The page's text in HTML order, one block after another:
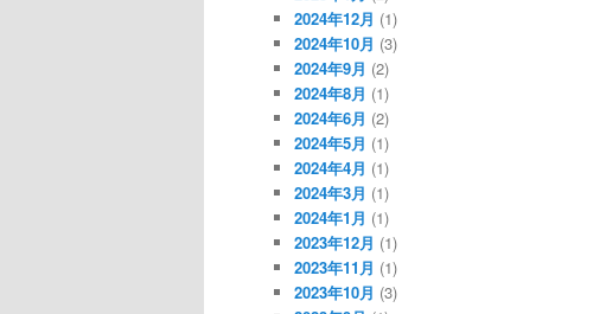
2024年12月 (1)
2024年10月 (3)
2024年9月 (2)
2024年8月 (1)
2024年6月 (2)
2024年5月 (1)
2024年4月 (1)
2024年3月 (1)
2024年1月 (1)
2023年12月 (1)
2023年11月 (1)
2023年10月 (3)